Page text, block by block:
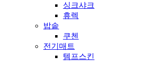
싱크샤크
휴렉
밥솥
쿠첸
전기매트
템프스킨